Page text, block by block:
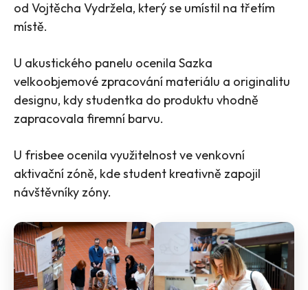
od Vojtěcha Vydržela, který se umístil na třetím
místě.
U akustického panelu ocenila Sazka
velkoobjemové zpracování materiálu a originalitu
designu, kdy studentka do produktu vhodně
zapracovala firemní barvu.
U frisbee ocenila využitelnost ve venkovní
aktivační zóně, kde student kreativně zapojil
návštěvníky zóny.